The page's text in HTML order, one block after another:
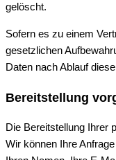
gelöscht.
Sofern es zu einem
gesetzlichen
Daten nach Ablauf
Bereitstellung
Die Bereitstellung Ihrer
Wir können Ihre